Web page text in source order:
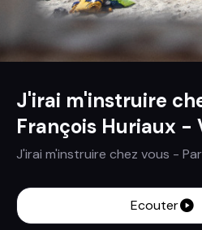
J'irai m'instruire
François Huriaux -
J'irai m'instruire chez vous - Par
Ecouter